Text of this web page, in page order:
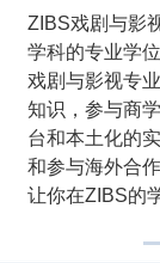
ZIBS戏剧与影
学科的专业学
戏剧与影视专
知识，参与商
台和本土化的
和参与海外合
让你在ZIBS的